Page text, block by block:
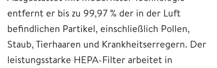
entfernt er bis zu 99,97 % der in der Luft
befindlichen Partikel, einschließlich Pollen,
Staub, Tierhaaren und Krankheitserregern. Der
leistungsstarke HEPA-Filter arbeitet in